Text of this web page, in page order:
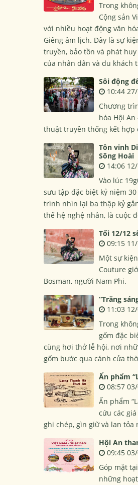
Trong
Cộng sản
với nhiều hoạt động văn
Giêng âm lịch. Đây là sự
truyền, bảo tồn và phát
của nhân dân và du khách
Sôi động
10:44
Chương
hóa Hội
thuật truyền thống kết hợp
Tôn vinh
Sông Hoài
14:06
Vào lúc
sưu tập đặc biệt kỷ niệm
trình nhìn lại ba thập kỷ
thế hệ nghệ nhân, là cuộc
Tối 12/12
09:15
Một sự
Couture
Bosman, người Nam Phi.
“Trăng
11:03
Trong
gốm đặc
cùng hơi thở lễ hội, nơi
gốm bước qua cánh cửa
Ấn phẩm
08:57
Ấn phẩm
cứu các
ghi chép, gìn giữ và lan tỏa
Hội An
09:45
Góp mặt
những